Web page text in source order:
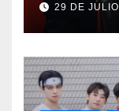
29 DE